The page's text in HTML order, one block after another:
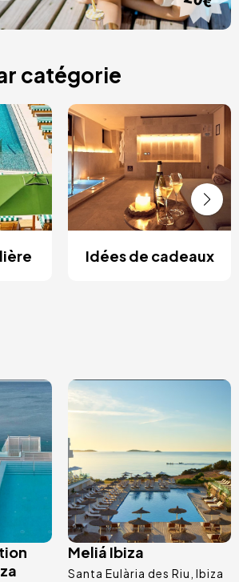
catégorie
Idées de cadeaux
Image
Meliá Ibiza
Santa Eulària des Riu Ibiza